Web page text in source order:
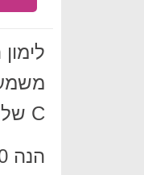
C שלו, חומצת הלימון, סידן, מגנזיום, פקטין, ולימונן.
הנה 20 יתרונות אחרים של לימונים שלא ידעת עליהם: